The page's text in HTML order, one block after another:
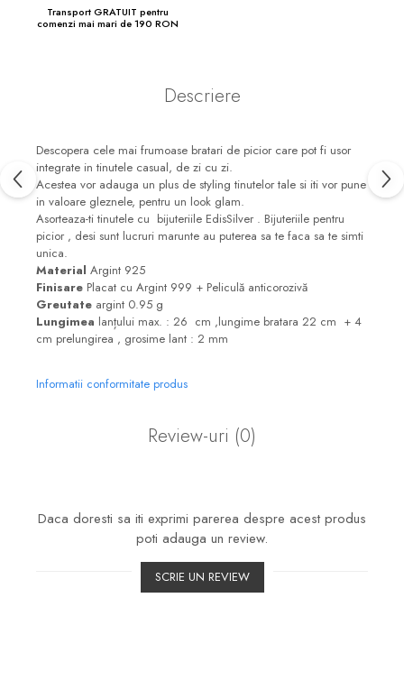
Transport GRATUIT pentru
comenzi mai mari de 190 RON
Descriere
Descopera cele mai frumoase bratari de picior care pot fi usor
integrate in tinutele casual, de zi cu zi.
Acestea vor adauga un plus de styling tinutelor tale si iti vor pune
in valoare gleznele, pentru un look glam.
Asorteaza-ti tinutele cu bijuteriile EdisSilver . Bijuteriile pentru
picior , desi sunt lucruri marunte au puterea sa te faca sa te simti
unica.
Material Argint 925
Finisare Placat cu Argint 999 + Peliculă anticorozivă
Greutate argint 0.95 g
Lungimea lanțului max. : 26 cm ,lungime bratara 22 cm + 4
cm prelungirea , grosime lant : 2 mm
Informatii conformitate produs
Review-uri (0)
Daca doresti sa iti exprimi parerea despre acest produs
poti adauga un review.
SCRIE UN REVIEW